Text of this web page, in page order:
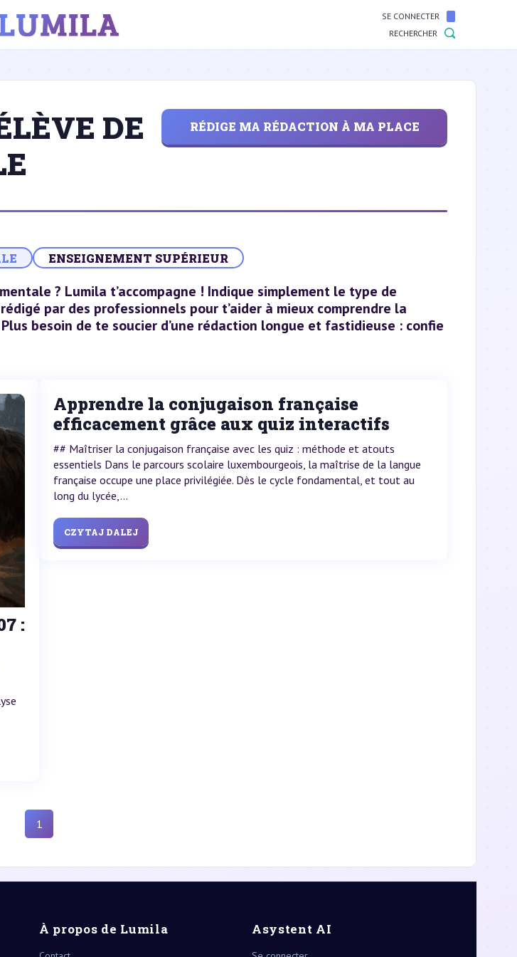
SE CONNECTER
RECHERCHER
DE
RÉDIGE MA RÉDACTION À MA PLACE
ENSEIGNEMENT SUPÉRIEUR
? Lumila t’accompagne ! Indique simplement le type de
par des professionnels pour t’aider à mieux comprendre la
besoin de te soucier d’une rédaction longue et fastidieuse : confie
:
Apprendre la conjugaison française
efficacement grâce aux quiz interactifs
## Maîtriser la conjugaison française avec les quiz : méthode et atouts
essentiels Dans le parcours scolaire luxembourgeois, la maîtrise de la langue
française occupe une place privilégiée. Dès le cycle fondamental, et tout au
long du lycée,...
CZYTAJ DALEJ
1
À propos de Lumila Asystent AI